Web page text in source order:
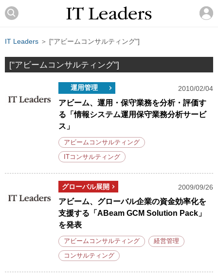
IT Leaders ＞ ["アビームコンサルティング"]
["アビームコンサルティング"]
運用管理 2010/02/04
アビーム、運用・保守業務を分析・評価す
る「情報システム運用保守業務分析サービ
ス」
アビームコンサルティング
ITコンサルティング
グローバル展開 2009/09/26
アビーム、グローバル企業の資金効率化を
支援する「ABeam GCM Solution Pack」
を発表
アビームコンサルティング 経営管理
コンサルティング